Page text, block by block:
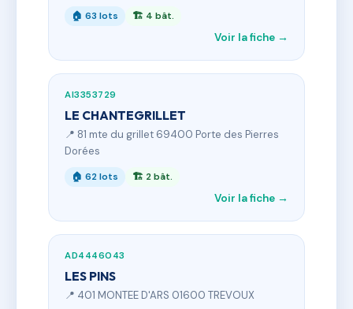
🏠 63 lots 🏗 4 bât.
Voir la fiche →
AI3353729
LE CHANTEGRILLET
📍 81 mte du grillet 69400 Porte des Pierres
Dorées
🏠 62 lots 🏗 2 bât.
Voir la fiche →
AD4446043
LES PINS
📍 401 MONTEE D'ARS 01600 TREVOUX